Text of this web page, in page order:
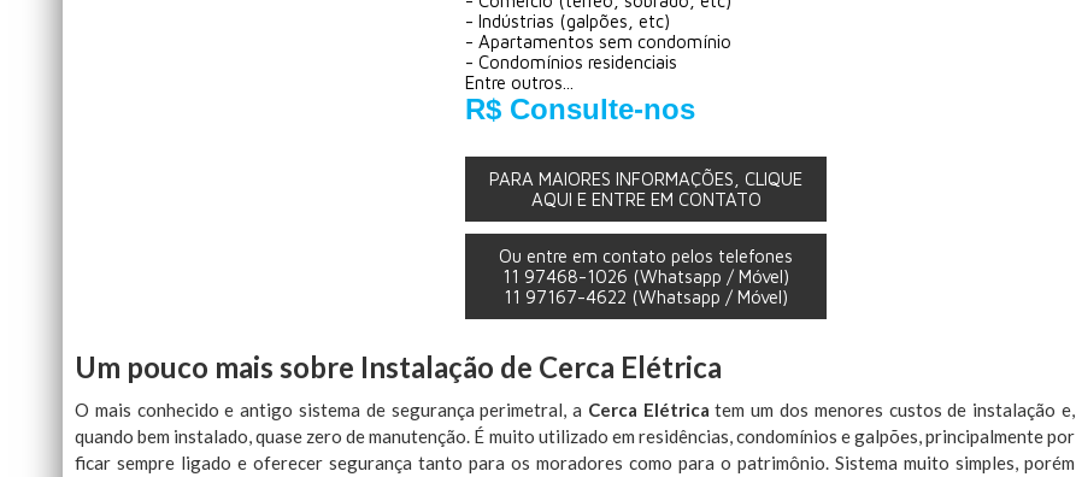
- Indústrias (galpões, etc)
- Apartamentos sem condomínio
- Condomínios residenciais
Entre outros...
R$ Consulte-nos
PARA MAIORES INFORMAÇÕES, CLIQUE
AQUI E ENTRE EM CONTATO
Ou entre em contato pelos telefones
11 97468-1026 (Whatsapp / Móvel)
11 97167-4622 (Whatsapp / Móvel)
Um pouco mais sobre Instalação de Cerca Elétrica
O mais conhecido e antigo sistema de segurança perimetral, a Cerca Elétrica tem um dos menores custos de instalação e,
quando bem instalado, quase zero de manutenção. É muito utilizado em residências, condomínios e galpões, principalmente por
ficar sempre ligado e oferecer segurança tanto para os moradores como para o patrimônio. Sistema muito simples, porém